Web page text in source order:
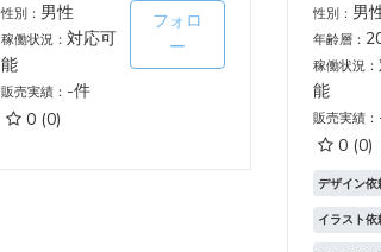
性別： 男性
稼働状況：対応可
能
販売実績： -件
0 (0)
フォロ
ー
性別： 男
年齢層：
稼働状況：
能
販売実績：
0 (0)
デザイン依
イラスト